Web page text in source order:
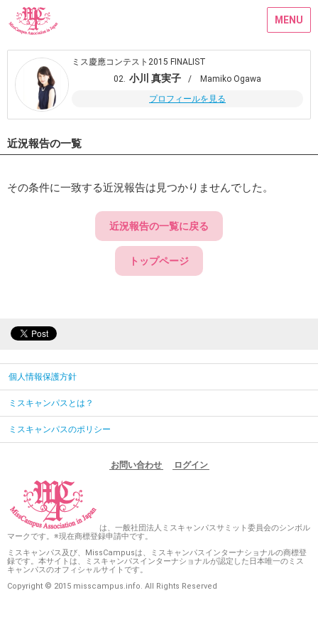
MENU
ミス慶應コンテスト2015 FINALIST
02. 小川 真実子
/ Mamiko Ogawa
プロフィールを見る
近況報告の一覧
その条件に一致する近況報告は見つかりませんでした。
近況報告の一覧に戻る
トップページ
個人情報保護方針
ミスキャンパスとは？
ミスキャンパスのポリシー
お問い合わせ ログイン
は、一般社団法人ミスキャンパスサミット委員会のシンボル
マークです。※現在商標登録申請中です。
ミスキャンパス及び、MissCampusは、ミスキャンパスインターナショナルの商標登
録です。本サイトは、ミスキャンパスインターナショナルが認定した日本唯一のミス
キャンパスのオフィシャルサイトです。
Copyright © 2015 misscampus.info. All Rights Reserved